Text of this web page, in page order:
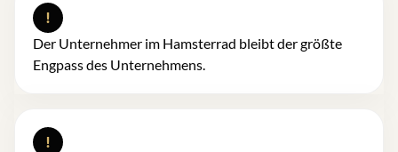
!
Der Unternehmer im Hamsterrad bleibt der größte
Engpass des Unternehmens.
!